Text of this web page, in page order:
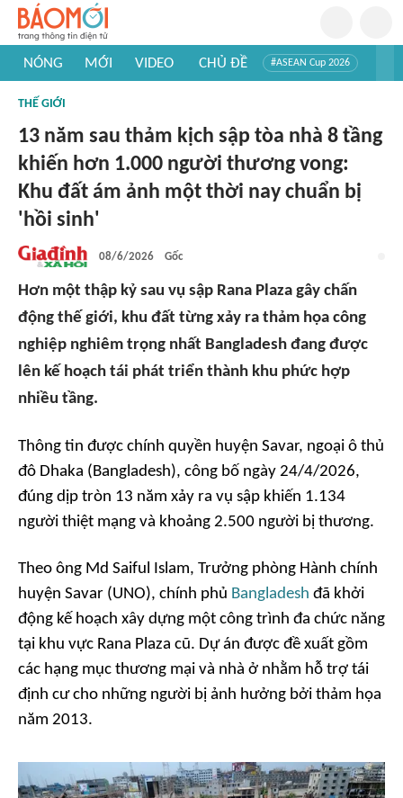
NÓNG MỚI VIDEO CHỦ ĐỀ #ASEAN Cup 2026
#Khám phá Việt Nam
THẾ GIỚI
13 năm sau thảm kịch sập tòa nhà 8 tầng
khiến hơn 1.000 người thương vong:
Khu đất ám ảnh một thời nay chuẩn bị
'hồi sinh'
08/6/2026 Gốc
Hơn một thập kỷ sau vụ sập Rana Plaza gây chấn
động thế giới, khu đất từng xảy ra thảm họa công
nghiệp nghiêm trọng nhất Bangladesh đang được
lên kế hoạch tái phát triển thành khu phức hợp
nhiều tầng.
Thông tin được chính quyền huyện Savar, ngoại ô thủ
đô Dhaka (Bangladesh), công bố ngày 24/4/2026,
đúng dịp tròn 13 năm xảy ra vụ sập khiến 1.134
người thiệt mạng và khoảng 2.500 người bị thương.
Theo ông Md Saiful Islam, Trưởng phòng Hành chính
huyện Savar (UNO), chính phủ Bangladesh đã khởi
động kế hoạch xây dựng một công trình đa chức năng
tại khu vực Rana Plaza cũ. Dự án được đề xuất gồm
các hạng mục thương mại và nhà ở nhằm hỗ trợ tái
định cư cho những người bị ảnh hưởng bởi thảm họa
năm 2013.